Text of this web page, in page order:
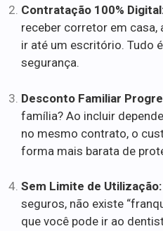
Contratação 100%
receber corretor em
ir até um escritório. Tudo
segurança.
Desconto Familiar
família? Ao incluir
no mesmo contrato, o
forma mais barata de
Sem Limite de Utilização:
seguros, não existe
que você pode ir ao